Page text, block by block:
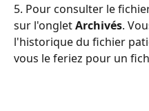
5. Pour consulter le
sur l'onglet Archivés.
l'historique du fichier
vous le feriez pour un